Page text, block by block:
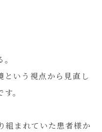
という視点から見直し
。
組まれていた患者様か